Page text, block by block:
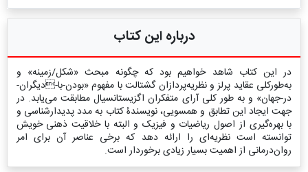
درباره این کتاب
در این کتاب شاهد خواهیم بود که چگونه مبحث «شکل/زمینه» و
به‌طورکلی عقاید پرلز و نظریه‌پردازان گشتالت با مفهوم «بودن-با-دیگران-
در-جهان» و به‌ طور کلی آرای متفکران اگزیستانسیال مطابقت می‌یابد. در
جهت ایجاد این تطابق و همسویی، نویسندۀ کتاب به مدد پدیدارشناسی و
با بهره‌گیری از اصول ریاضیات و فیزیک و البته با خلاقیت ذهنی خویش
توانسته است نظریه‌ای را ارائه دهد که برخی عناصر آن برای امر
روان‌درمانی از اهمیت بسیار زیادی برخوردار است.